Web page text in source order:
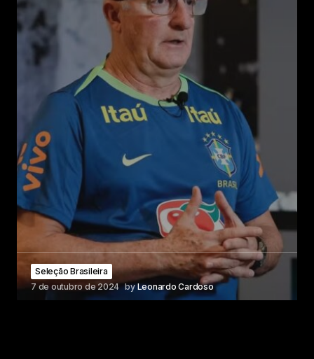
Seleção Brasileira
7 de outubro de 2024 byLeonardo Cardoso